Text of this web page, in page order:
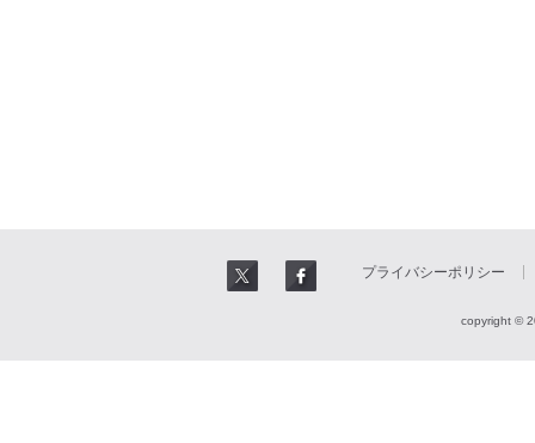
プライバシーポリシー
copyright ©